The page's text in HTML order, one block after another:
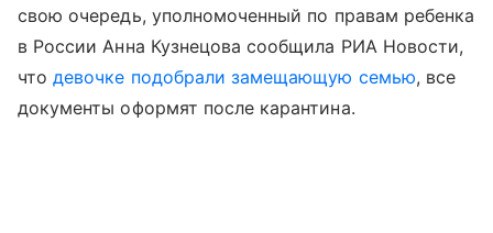
свою очередь, уполномоченный по правам ребенка
в России Анна Кузнецова сообщила РИА Новости,
чтодевочке подобрали замещающую семью, все
документы оформят после карантина.